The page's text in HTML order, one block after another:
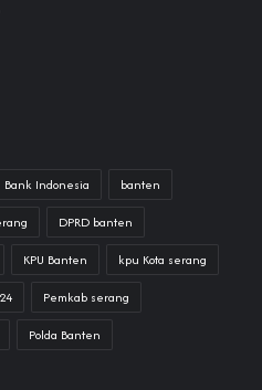
Bank Indonesia banten
DPRD banten
KPU Banten kpu Kota serang
Pemkab serang
Polda Banten